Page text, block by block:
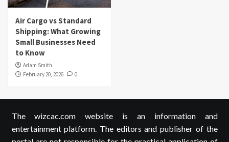
Air Cargo vs Standard
Shipping: What Growing
Small Businesses Need
to Know
Adam Smith
February 20, 2026
0
The wizcac.com website is an information and
entertainment platform. The editors and publisher of the